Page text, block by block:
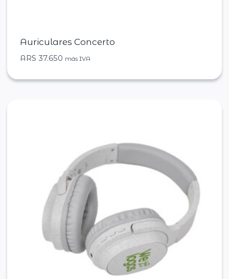
Auriculares Concerto
ARS 37.650 más IVA